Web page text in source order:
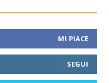
MI PIACE
SEGUI